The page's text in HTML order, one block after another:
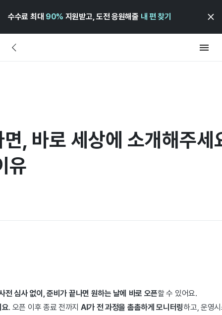
수수료 최대 90% 지원받고, 도전 응원해줄 내 편 찾기
면, 바로 세상에 소개해주
유
전 심사 없이, 준비가 끝나면 원하는 날에 바로 오픈할 수 있어요.
요. 오픈 이후 종료 전까지 AI가 전 과정을 촘촘하게 모니터링하고, 운영